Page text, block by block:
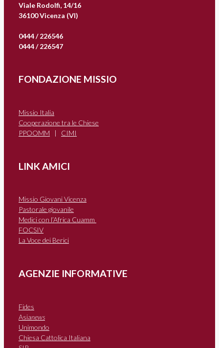
Viale Rodolfi, 14/16
36100 Vicenza (VI)
0444 / 226546
0444 / 226547
FONDAZIONE MISSIO
Missio Italia
Cooperazione tra le Chiese
PPOOMM | CIMI
LINK AMICI
Missio Giovani Vicenza
Pastorale giovanile
Medici con l’Africa Cuamm
FOCSIV
La Voce dei Berici
AGENZIE INFORMATIVE
Fides
Asianews
Unimondo
Chiesa Cattolica Italiana